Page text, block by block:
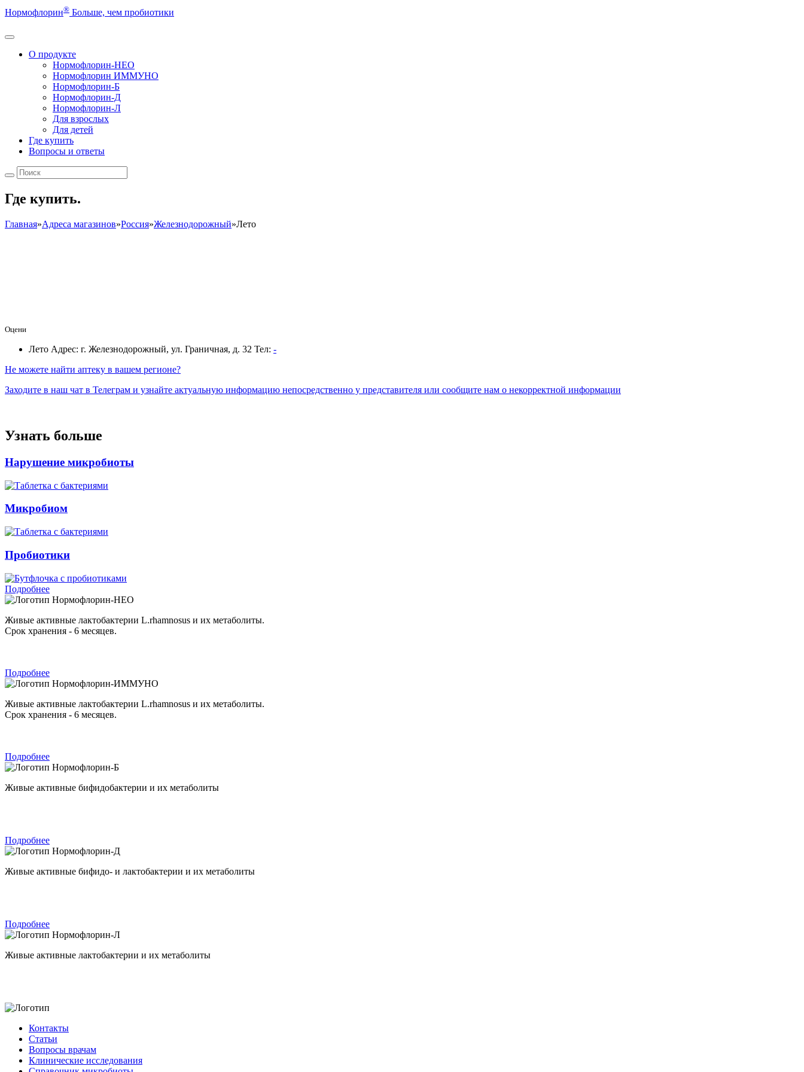
Нормофлорин® Больше, чем пробиотики
О продукте
Нормофлорин-НЕО
Нормофлорин ИММУНО
Нормофлорин-Б
Нормофлорин-Д
Нормофлорин-Л
Для взрослых
Для детей
Где купить
Вопросы и ответы
Где купить.
Главная»Адреса магазинов»Россия»Железнодорожный»Лето
Оцени
Лето Адрес: г. Железнодорожный, ул. Граничная, д. 32 Тел: -
Не можете найти аптеку в вашем регионе?
Заходите в наш чат в Телеграм и узнайте актуальную информацию непосредственно у представителя или сообщите нам о некорректной информации
Узнать больше
Нарушение микробиоты
Микробиом
Пробиотики
Подробнее
Нормофлорин-НЕО
Живые активные лактобактерии L.rhamnosus и их метаболиты.
Срок хранения - 6 месяцев.
Подробнее
Нормофлорин-ИММУНО
Живые активные лактобактерии L.rhamnosus и их метаболиты.
Срок хранения - 6 месяцев.
Подробнее
Нормофлорин-Б
Живые активные бифидобактерии и их метаболиты
Подробнее
Нормофлорин-Д
Живые активные бифидо- и лактобактерии и их метаболиты
Подробнее
Нормофлорин-Л
Живые активные лактобактерии и их метаболиты
Контакты
Статьи
Вопросы врачам
Клинические исследования